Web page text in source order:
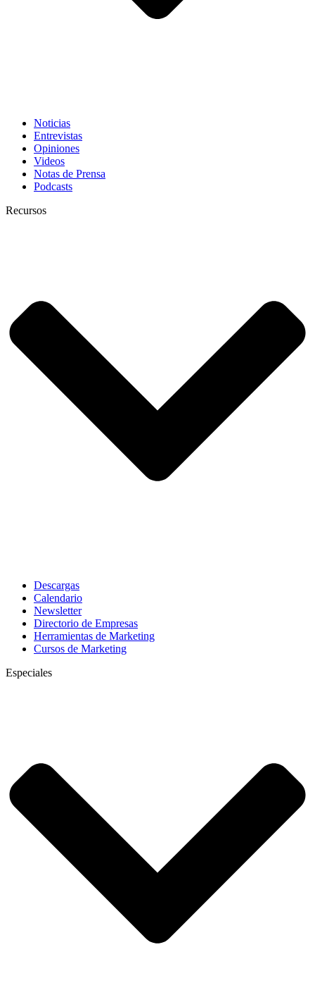
Noticias
Entrevistas
Opiniones
Videos
Notas de Prensa
Podcasts
Recursos
Descargas
Calendario
Newsletter
Directorio de Empresas
Herramientas de Marketing
Cursos de Marketing
Especiales